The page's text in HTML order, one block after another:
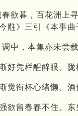
欲暮，百花洲上
黈》三引《本事曲
，本集亦未尝
凭栏醒醉眼。
衔杯心绪懒。
留春春不住。